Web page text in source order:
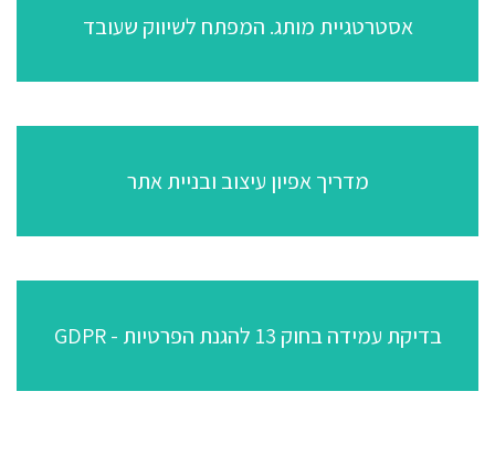
אסטרטגיית מותג. המפתח לשיווק שעובד
מדריך אפיון עיצוב ובניית אתר
בדיקת עמידה בחוק 13 להגנת הפרטיות - GDPR